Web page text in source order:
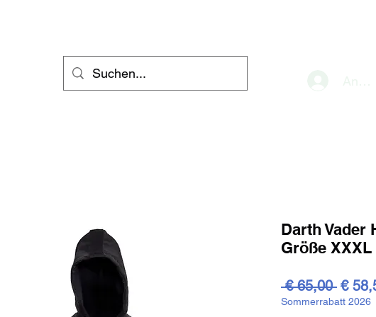
Darth Vader
Größe XXXL
€ 65,00 €
Sommerrabatt 2026